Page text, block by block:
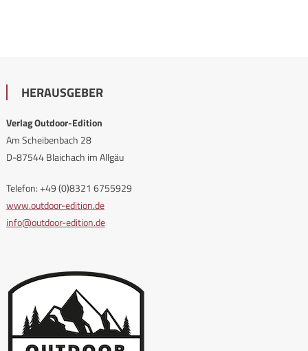
HERAUSGEBER
Verlag Outdoor-Edition
Am Scheibenbach 28
D-87544 Blaichach im Allgäu
Telefon: +49 (0)8321 6755929
www.outdoor-edition.de
info@outdoor-edition.de